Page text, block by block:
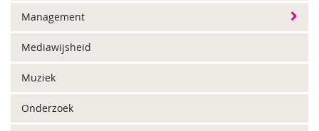
Management
Mediawijsheid
Muziek
Onderzoek